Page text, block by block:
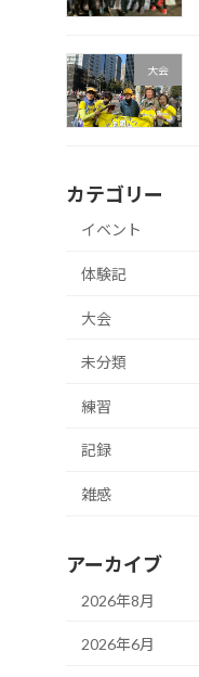
大会
カテゴリー
イベント
体験記
大会
未分類
練習
記録
雑感
アーカイブ
2026年8月
2026年6月